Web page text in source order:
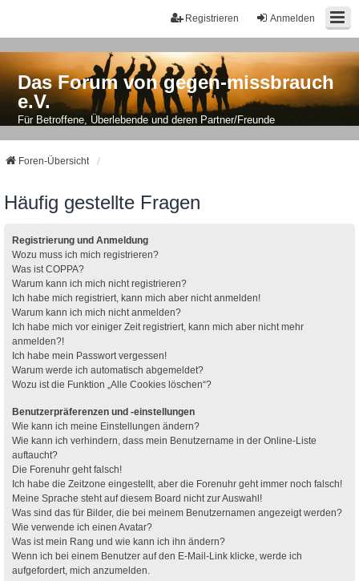
Anmelden
Registrieren
Das Forum von gegen-missbrauch
e.V.
Für Betroffene, Überlebende und deren Partner/Freunde
Foren-Übersicht
Häufig gestellte Fragen
Registrierung und Anmeldung
Wozu muss ich mich registrieren?
Was ist COPPA?
Warum kann ich mich nicht registrieren?
Ich habe mich registriert, kann mich aber nicht anmelden!
Warum kann ich mich nicht anmelden?
Ich habe mich vor einiger Zeit registriert, kann mich aber nicht mehr
anmelden?!
Ich habe mein Passwort vergessen!
Warum werde ich automatisch abgemeldet?
Wozu ist die Funktion „Alle Cookies löschen“?
Benutzerpräferenzen und -einstellungen
Wie kann ich meine Einstellungen ändern?
Wie kann ich verhindern, dass mein Benutzername in der Online-Liste
auftaucht?
Die Forenuhr geht falsch!
Ich habe die Zeitzone eingestellt, aber die Forenuhr geht immer noch falsch!
Meine Sprache steht auf diesem Board nicht zur Auswahl!
Was sind das für Bilder, die bei meinem Benutzernamen angezeigt werden?
Wie verwende ich einen Avatar?
Was ist mein Rang und wie kann ich ihn ändern?
Wenn ich bei einem Benutzer auf den E-Mail-Link klicke, werde ich
aufgefordert, mich anzumelden.